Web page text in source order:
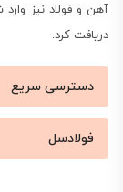
آهن و فولاد نیز
دریافت کرد.
دسترسی سریع
فولادسل